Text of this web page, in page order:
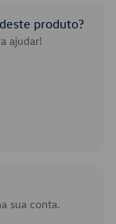
produto?
ajudar!
sua conta.